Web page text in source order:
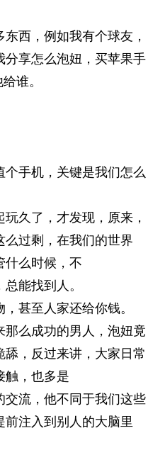
西，例如我有个球友，
享怎么泡妞，买苹果手
谁。
手机，关键是我们怎么
久了，才发现，原来，
过剩，在我们的世界
什么时候，不
能找到人。
甚至人家还给你钱。
么成功的男人，泡妞竟
，反过来讲，大家日常
触，也多是
流，他不同于我们这些
注入到别人的大脑里